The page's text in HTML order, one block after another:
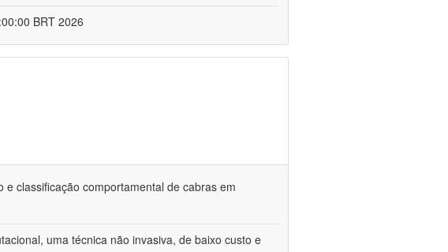
BRT 2026
classificação comportamental de cabras em
uma técnica não invasiva, de baixo custo e